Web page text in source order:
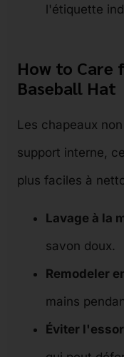
l'étiquette
How to Care
Baseball Hat
Les chapeaux
support interne,
plus faciles à
Lavage à la
savon doux.
Remodeler
mains
Éviter